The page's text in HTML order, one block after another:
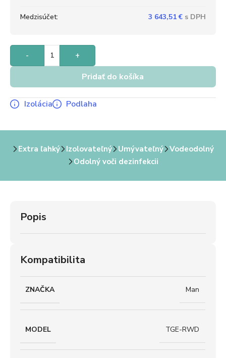
Medzisúčet: 3 643,51€
- +
Pridať do košíka
Izolácia Podlaha
Extra ľahký Izolovateľný Umývateľný
Vodeodolný
Odolný voči dezinfekcii
Popis
Kompatibilita
ZNAČKA Man
MODEL TGE-RWD